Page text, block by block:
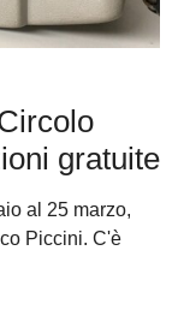
gratuite
al 25 marzo,
Piccini. C'è